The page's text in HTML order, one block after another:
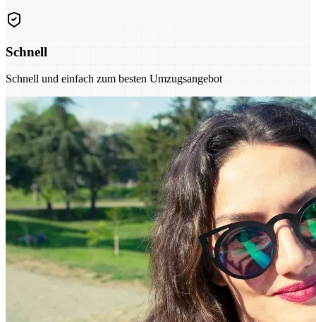
Schnell
Schnell und einfach zum besten Umzugsangebot